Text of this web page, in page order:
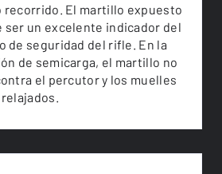
recorrido. El martillo expuesto
ser un excelente indicador del
de seguridad del rifle. En la
de semicarga, el martillo no
el percutor y los muelles